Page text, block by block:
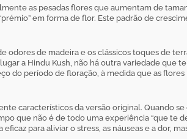
as pesadas flores que aumentam de
em forma de flor. Este padrão de
odores de madeira e os clássicos toques de
a Hindu Kush, não há outra variedade que
do período de floração, à medida que as
característicos da versão original. Quando
que não é de todo uma experiência “que te
para aliviar o stress, as náuseas e a dor,